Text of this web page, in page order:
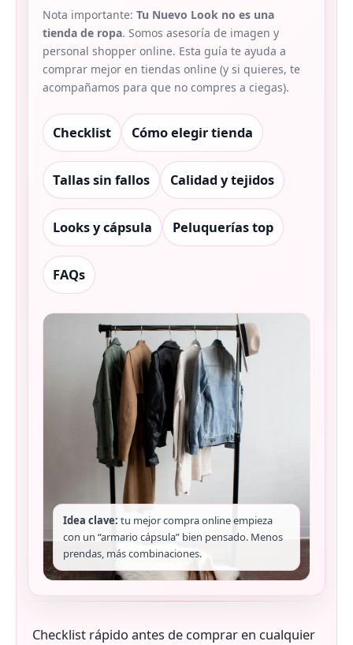
Nota importante: Tu Nuevo Look no es una
tienda de ropa. Somos asesoría de imagen y
personal shopper online. Esta guía te ayuda a
comprar mejor en tiendas online (y si quieres, te
acompañamos para que no compres a ciegas).
Checklist Cómo elegir tienda
Tallas sin fallos Calidad y tejidos
Looks y cápsula Peluquerías top
FAQs
Idea clave: tu mejor compra online empieza
con un “armario cápsula” bien pensado. Menos
prendas, más combinaciones.
Checklist rápido antes de comprar en cualquier